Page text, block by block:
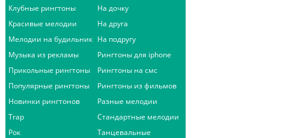
Клубные рингтоны
Красивые мелодии
Мелодии на будильник
Музыка из рекламы
Прикольные рингтоны
Популярные рингтоны
Новинки рингтонов
Trap
Рок
На дочку
На друга
На подругу
Рингтоны для iphone
Рингтоны на смс
Рингтоны из фильмов
Разные мелодии
Стандартные мелодии
Танцевальные